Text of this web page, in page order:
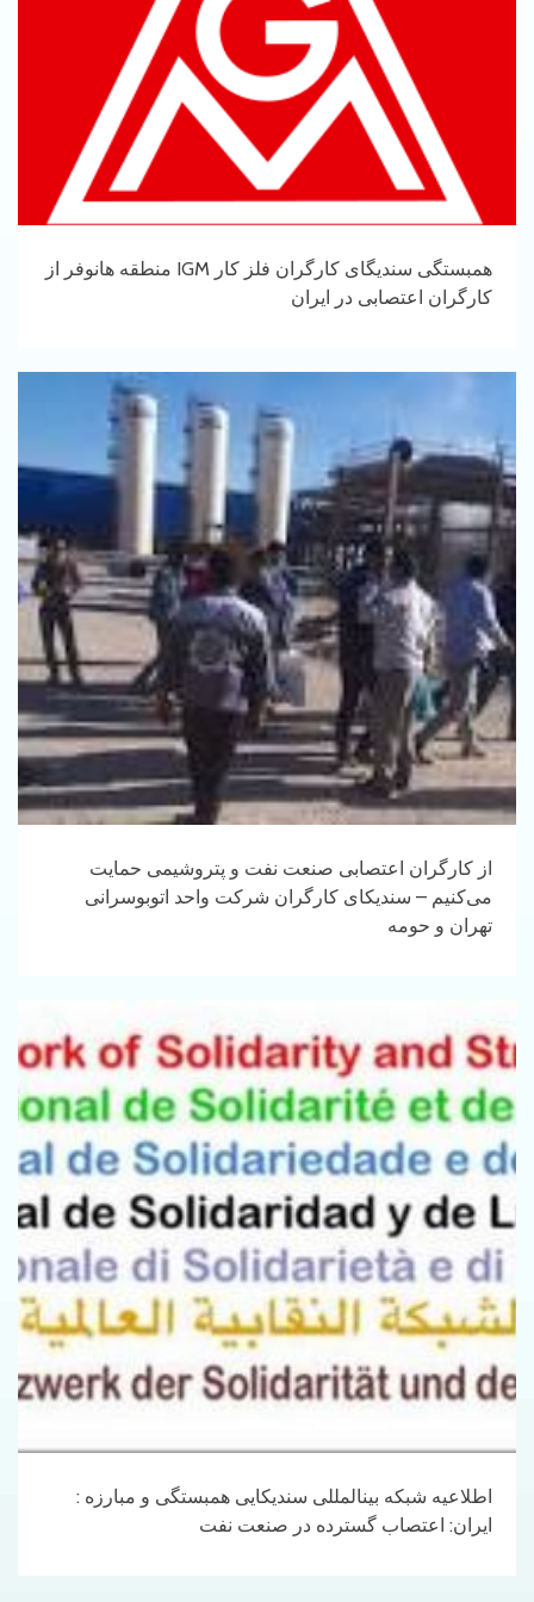
همبستگی سندیگای کارگران فلز کار IGM منطقه هانوفر از
کارگران اعتصابی در ایران
از کارگران اعتصابی صنعت نفت و پتروشیمی حمایت
می‌کنیم – سندیکای کارگران شرکت واحد اتوبوسرانی
تهران و حومه
اطلاعیه شبکه بینالمللی سندیکایی همبستگی و مبارزه :
ایران: اعتصاب گسترده در صنعت نفت